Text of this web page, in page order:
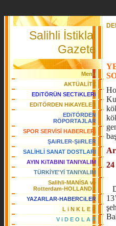
Salihli İstiklal
Gazete
Menü
AKTÜALİTE
EDiTÖRÜN SECTiKLERi
EDiTÖRDEN HiKAYELER
EDiTÖRDEN
RÖPORTAJLAR
SPOR SERVİSİ HABERLERi
ŞAiRLER-ŞiiRLER
SALİHLİ SANAT DOSTLARI
AYIN KiTABINI TANIYALIM
TÜRKİYE'Yİ TANIYALIM
Salihli-MANİSA ve
Rotterdam-HOLLANDA
YAZARLAR-HABERCiLER
L i N K L E R
V i D E O L A R